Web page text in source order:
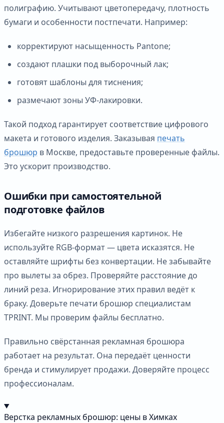
полиграфию. Учитывают цветопередачу, плотность
бумаги и особенности постпечати. Например:
корректируют насыщенность Pantone;
создают плашки под выборочный лак;
готовят шаблоны для тиснения;
размечают зоны УФ-лакировки.
Такой подход гарантирует соответствие цифрового
макета и готового изделия. Заказывая печать
брошюр в Москве, предоставьте проверенные файлы.
Это ускорит производство.
Ошибки при самостоятельной
подготовке файлов
Избегайте низкого разрешения картинок. Не
используйте RGB-формат — цвета исказятся. Не
оставляйте шрифты без конвертации. Не забывайте
про вылеты за обрез. Проверяйте расстояние до
линий реза. Игнорирование этих правил ведёт к
браку. Доверьте печати брошюр специалистам
TPRINT. Мы проверим файлы бесплатно.
Правильно свёрстанная рекламная брошюра
работает на результат. Она передаёт ценности
бренда и стимулирует продажи. Доверяйте процесс
профессионалам.
Верстка рекламных брошюр: цены в Химках